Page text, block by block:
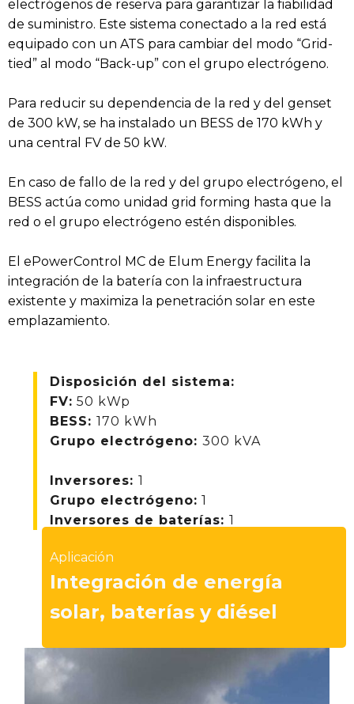
Aplicación
Integración de energía
solar, baterías y diésel
electrógenos de reserva para garantizar la fiabilidad
de suministro. Este sistema conectado a la red está
equipado con un ATS para cambiar del modo “Grid-
tied” al modo “Back-up” con el grupo electrógeno.
Para reducir su dependencia de la red y del genset
de 300 kW, se ha instalado un BESS de 170 kWh y
una central FV de 50 kW.
En caso de fallo de la red y del grupo electrógeno, el
BESS actúa como unidad grid forming hasta que la
red o el grupo electrógeno estén disponibles.
El ePowerControl MC de Elum Energy facilita la
integración de la batería con la infraestructura
existente y maximiza la penetración solar en este
emplazamiento.
Disposición del sistema:
FV: 50 kWp
BESS: 170 kWh
Grupo electrógeno: 300 kVA
Inversores: 1
Grupo electrógeno: 1
Inversores de baterías: 1